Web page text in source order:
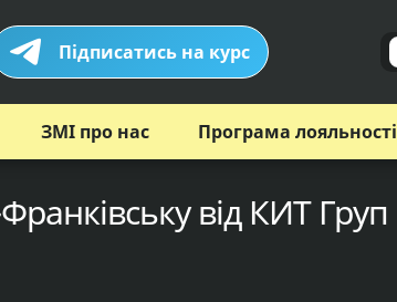
Підписатись на курс
ЗМІ про нас Програма лояльності
від КИТ Груп